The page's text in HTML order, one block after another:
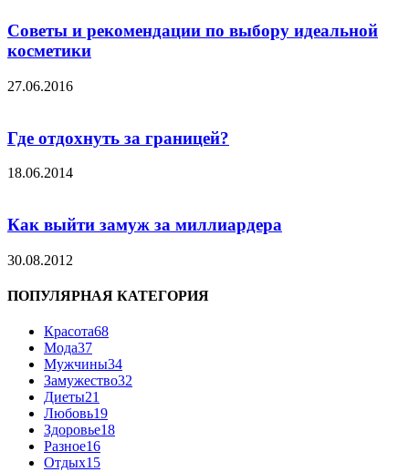
Советы и рекомендации по выбору идеальной
косметики
27.06.2016
Где отдохнуть за границей?
18.06.2014
Как выйти замуж за миллиардера
30.08.2012
ПОПУЛЯРНАЯ КАТЕГОРИЯ
Красота68
Мода37
Мужчины34
Замужество32
Диеты21
Любовь19
Здоровье18
Разное16
Отдых15